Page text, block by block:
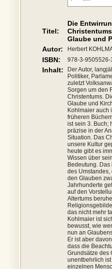
Titel:
Die
Glaube und
Autor:
Herbert
ISBN: 978-3-9505526-
Inhalt:
Der Autor,
Politiker,
zuletzt
Sorgen um den
Christentums.
Glaube und
Kohlmaier auch
früheren
ist sein 3. Buch;
präzise in der
Situation. Das
unsere Kultur
heute gibt es
Wissen über
Bedeutung. Das
des Umstandes,
den Glauben
Jahrhunderte
auf den
Altertums
das nicht mehr
Kohlmaier ist
bewusst, wie
nun an
Er ist aber
dass die
Grundsätze des
unentbehrlich ist
einzelnen